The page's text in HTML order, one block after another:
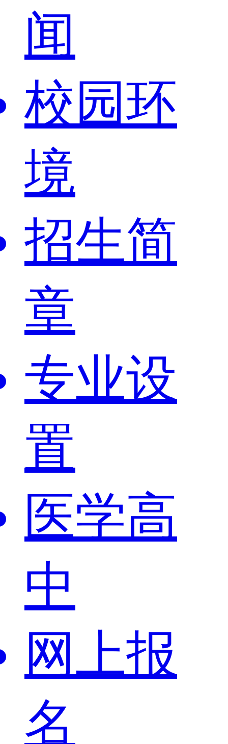
闻
校园环
境
招生简
章
专业设
置
医学高
中
网上报
名